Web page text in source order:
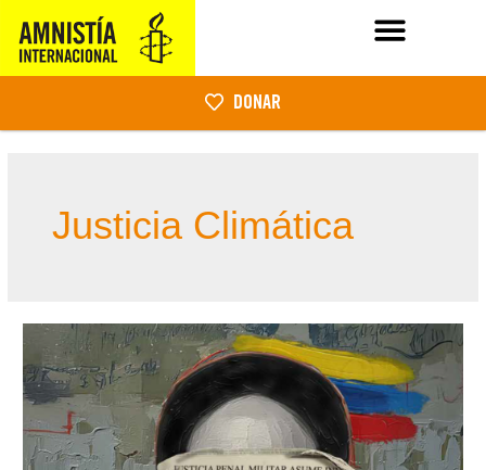
DONAR
Justicia Climática